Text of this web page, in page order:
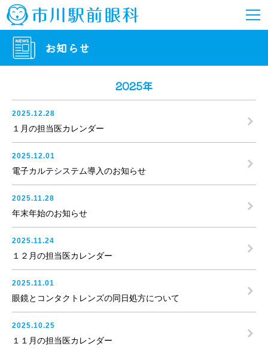
お知らせ
2025年
2025.12.28
１月の担当医カレンダー
2025.12.01
電子カルテシステム導入のお知らせ
2025.11.28
年末年始のお知らせ
2025.11.24
１２月の担当医カレンダー
2025.11.01
眼鏡とコンタクトレンズの同日処方について
2025.10.25
１１月の担当医カレンダー